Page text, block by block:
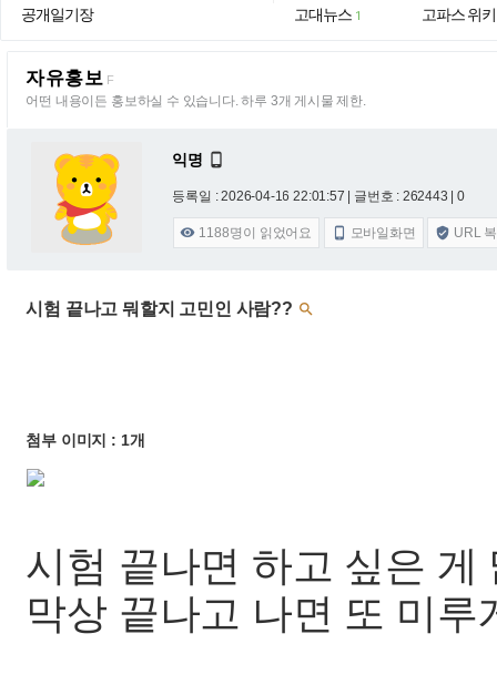
공개일기장 고대뉴스 1
고파스 위키
자유홍보 F
어떤 내용이든 홍보하실 수 있습니다. 하루 3개 게시물 제한.
익명 
등록일 : 2026-04-16 22:01:57 | 글번호 : 262443 | 0
 1188명이 읽었어요  모바일화면  URL
시험 끝나고 뭐할지 고민인 사람?? 
첨부 이미지 : 1개
시험 끝나면 하고 싶은 게
막상 끝나고 나면 또 미